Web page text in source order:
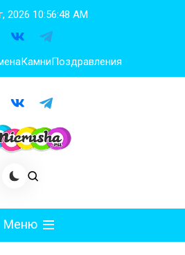
2026 10:56:49 AM
КамниПоздравления
Меню